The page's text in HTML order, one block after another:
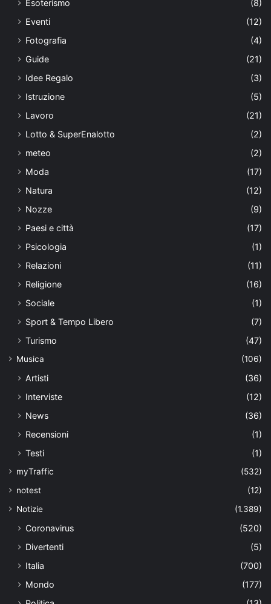
Esoterismo
(8)
Eventi
(12)
Fotografia
(4)
Guide
(21)
Idee Regalo
(3)
Istruzione
(5)
Lavoro
(21)
Lotto & SuperEnalotto
(2)
meteo
(2)
Moda
(17)
Natura
(12)
Nozze
(9)
Paesi e città
(17)
Psicologia
(1)
Relazioni
(11)
Religione
(16)
Sociale
(1)
Sport & Tempo Libero
(7)
Turismo
(47)
Musica (106)
Artisti
(36)
Interviste
(12)
News
(36)
Recensioni
(1)
Testi
(1)
myTraffic
(532)
notest
(12)
Notizie
(1.389)
Coronavirus
(520)
Divertenti
(5)
Italia
(700)
Mondo
(177)